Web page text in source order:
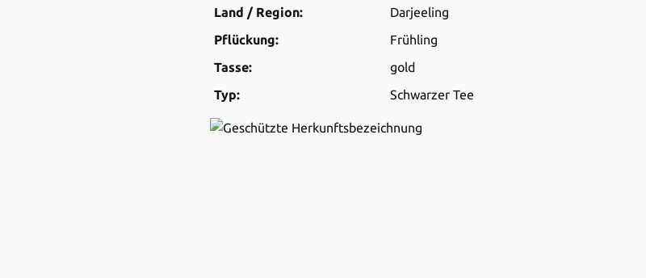
Land / Region:
Darjeeling
Pflückung:
Frühling
Tasse:
gold
Typ:
Schwarzer Tee